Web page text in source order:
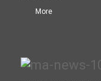
More